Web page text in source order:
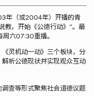
年（或2004年）开播的青
教，开始《公德行动》”。最
六07:30重播。
灵机动一动》三个板块，分
析公德现状并实现观众互动
查等形式聚焦社会道德议题